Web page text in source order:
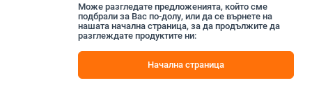
Може разгледате предложенията, който сме
подбрали за Вас по-долу, или да се върнете на
нашата начална страница, за да продължите да
разглеждате продуктите ни:
Начална страница